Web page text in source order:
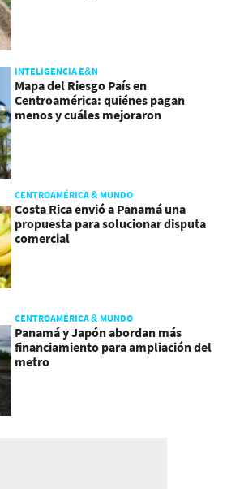
INTELIGENCIA E&N
Mapa del Riesgo País en
Centroamérica: quiénes pagan
menos y cuáles mejoraron
CENTROAMÉRICA & MUNDO
Costa Rica envió a Panamá una
propuesta para solucionar disputa
comercial
CENTROAMÉRICA & MUNDO
Panamá y Japón abordan más
financiamiento para ampliación del
metro